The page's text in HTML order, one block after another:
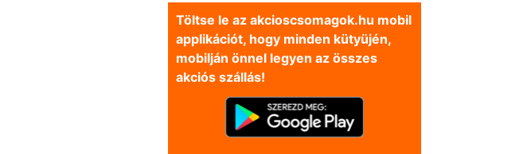
Töltse le az akcioscsomagok.hu mobil
applikációt, hogy minden kütyüjén,
mobilján önnel legyen az összes
akciós szállás!